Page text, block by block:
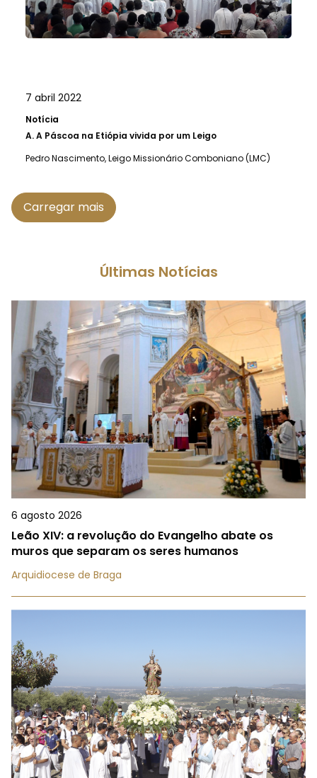
7 abril 2022
Notícia
A.A Páscoa na Etiópia vivida por um Leigo
Pedro Nascimento, Leigo Missionário Comboniano (LMC)
Carregar mais
Últimas Notícias
6 agosto 2026
Leão XIV: a revolução do Evangelho abate os
muros que separam os seres humanos
Arquidiocese de Braga